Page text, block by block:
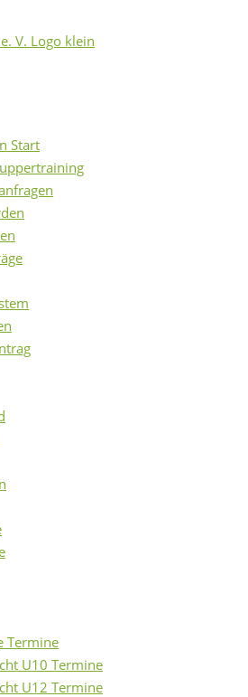
Start
Termine
U10 Termine
U12 Termine